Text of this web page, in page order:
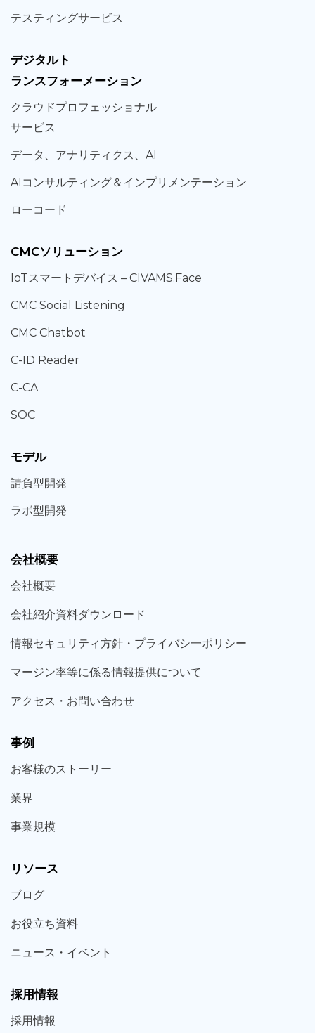
テスティングサービス
デジタルト
ランスフォーメーション
クラウドプロフェッショナル
サービス
データ、 アナリティクス、 AI
AIコンサルティング＆ インプリメンテーション
ローコード
CMCソリューション
IoTスマートデバイス – CIVAMS.Face
CMC Social Listening
CMC Chatbot
C-ID Reader
C-CA
SOC
モデル
請負型開発
ラボ型開発
会社概要
会社概要
会社紹介資料ダウンロード
情報セキュリティ方針・プライバシ一ポリシー
マージン率等に係る情報提供について
アクセス・お問い合わせ
事例
お客様のストーリー
業界
事業規模
リソース
ブログ
お役立ち資料
ニュース・ イベント
採用情報
採用情報